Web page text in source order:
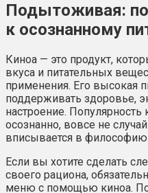
Подытоживая:
к осознанному
Киноа — это продукт,
вкуса и питательных
применения. Его высокая
поддерживать здоровье,
настроение. Популярность
осознанно, вовсе не
вписывается в философию
Если вы хотите сделать
своего рациона,
меню с помощью киноа.